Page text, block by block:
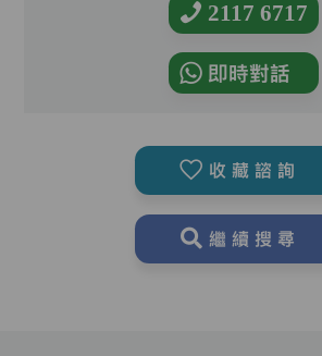
2117 6717
即時對話
收藏諮詢
繼續搜尋